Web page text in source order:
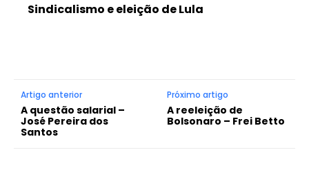
Sindicalismo e eleição de Lula
Artigo anterior
A questão salarial –
José Pereira dos
Santos
Próximo artigo
A reeleição de
Bolsonaro – Frei Betto